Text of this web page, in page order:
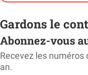
Gardons le
Abonnez-vous
Recevez les
an.